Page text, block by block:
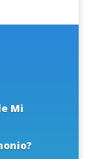
Mi